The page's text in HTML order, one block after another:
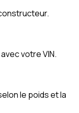
votre VIN.
le poids et la